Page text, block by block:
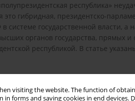
visiting the website. The function of
forms and saving cookies in end devices.
республика»
гибридная, президентско-
государственной власти, а
органов государства, прямых и
республикой. В статье